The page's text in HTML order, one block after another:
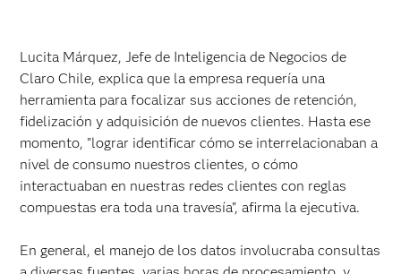
Lucita Márquez, Jefe de Inteligencia de Negocios de
Claro Chile, explica que la empresa requería una
herramienta para focalizar sus acciones de retención,
fidelización y adquisición de nuevos clientes. Hasta ese
momento, "lograr identificar cómo se interrelacionaban a
nivel de consumo nuestros clientes, o cómo
interactuaban en nuestras redes clientes con reglas
compuestas era toda una travesía", afirma la ejecutiva.
En general, el manejo de los datos involucraba consultas